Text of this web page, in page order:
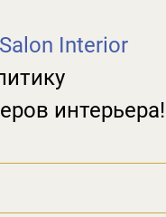
Salon Interior
интерьера!